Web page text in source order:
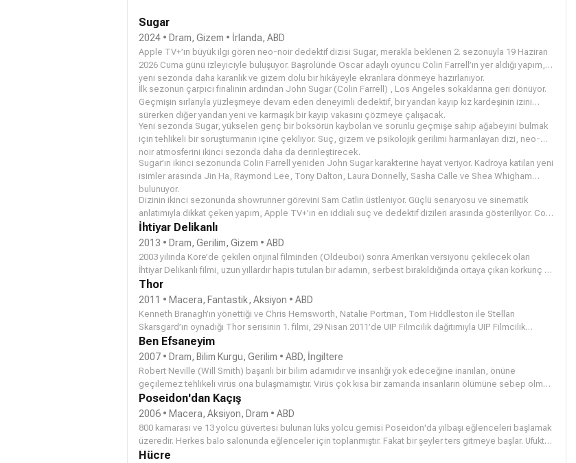
Sugar
2024 • Dram, Gizem • İrlanda, ABD
Apple TV+’ın büyük ilgi gören neo-noir dedektif dizisi Sugar, merakla beklenen 2. sezonuyla 19 Haziran
2026 Cuma günü izleyiciyle buluşuyor. Başrolünde Oscar adaylı oyuncu Colin Farrell’ın yer aldığı yapım,
yeni sezonda daha karanlık ve gizem dolu bir hikâyeyle ekranlara dönmeye hazırlanıyor.
İlk sezonun çarpıcı finalinin ardından John Sugar (Colin Farrell ) , Los Angeles sokaklarına geri dönüyor.
Geçmişin sırlarıyla yüzleşmeye devam eden deneyimli dedektif, bir yandan kayıp kız kardeşinin izini
sürerken diğer yandan yeni ve karmaşık bir kayıp vakasını çözmeye çalışacak.
Yeni sezonda Sugar, yükselen genç bir boksörün kaybolan ve sorunlu geçmişe sahip ağabeyini bulmak
için tehlikeli bir soruşturmanın içine çekiliyor. Suç, gizem ve psikolojik gerilimi harmanlayan dizi, neo-
noir atmosferini ikinci sezonda daha da derinleştirecek.
Sugar’ın ikinci sezonunda Colin Farrell yeniden John Sugar karakterine hayat veriyor. Kadroya katılan yeni
isimler arasında Jin Ha, Raymond Lee, Tony Dalton, Laura Donnelly, Sasha Calle ve Shea Whigham
bulunuyor.
Dizinin ikinci sezonunda showrunner görevini Sam Catlin üstleniyor. Güçlü senaryosu ve sinematik
anlatımıyla dikkat çeken yapım, Apple TV+’ın en iddialı suç ve dedektif dizileri arasında gösteriliyor. Colin
Farrell’ın performansı ve sürükleyici hikâyesiyle dikkat çeken dizi, polisiye ve neo-noir türü sevenler için
yılın en merak edilen yapımları arasında yer alıyor.
İhtiyar Delikanlı
2013 • Dram, Gerilim, Gizem • ABD
2003 yılında Kore’de çekilen orijinal filminden (Oldeuboi) sonra Amerikan versiyonu çekilecek olan
İhtiyar Delikanlı filmi, uzun yıllardır hapis tutulan bir adamın, serbest bırakıldığında ortaya çıkan korkunç bir
sırrı öğrenmesiyle değişen hayatını konu almaktadır.
Thor
2011 • Macera, Fantastik, Aksiyon • ABD
Kenneth Branagh’ın yönettiği ve Chris Hemsworth, Natalie Portman, Tom Hiddleston ile Stellan
Skarsgard’ın oynadığı Thor serisinin 1. filmi, 29 Nisan 2011’de UIP Filmcilik dağıtımıyla UIP Filmcilik
tarafından vizyona çıkarıldı. Hikâyenin merkezinde, düşüncesiz tavırlarıyla antik bir savaşı tekrar başlatan
güçlü ama ve kibirli savaşçı Yüce Thor var. Thor, Dünya’ya sürgün ediliyor ve insanlar arasında yaşamaya
mecbur bırakılıyor. Kendi dünyasının kötü adamı en karanlık güçlerini Dünya’yı istilâ etmek için yollayınca
Thor, gerçek bir kahraman olmak için nelerin gerektiğini öğreniyor.
Ben Efsaneyim
2007 • Dram, Bilim Kurgu, Gerilim • ABD, İngiltere
Robert Neville (Will Smith) başarılı bir bilim adamıdır ve insanlığı yok edeceğine inanılan, önüne
geçilemez tehlikeli virüs ona bulaşmamıştır. Virüs çok kısa bir zamanda insanların ölümüne sebep olmuş,
Neville New York'ta hayatta kalan tek insan olmayı başarmıştır. Fakat belki de tüm dünya üzerinde hayatta
kalmış tek insan o kalmıştır. Üç yıl boyunca dolaşıp yaydığı radyo mesajları ile hayatta kalan insanlara
ulaşmaya çalışır. Herhangi bir canlıya rastlayamayan Neville aslında yalnız değildir ve her hareketi
izlenmektedir. Salgından sağ kurtulan eski insan-yeni mutantlar Neville'in ölümcül bir hataya düşmesini
dört gözle beklerler.
Poseidon'dan Kaçış
2006 • Macera, Aksiyon, Dram • ABD
800 kamarası ve 13 yolcu güvertesi bulunan lüks yolcu gemisi Poseidon'da yılbaşı eğlenceleri başlamak
üzeredir. Herkes balo salonunda eğlenceler için toplanmıştır. Fakat bir şeyler ters gitmeye başlar. Ufukta
otuz metreyi aşan ve üzerlerine doğru gelmekte olan bir dalga vardır. Dalga gemiye çarpar ve gemiyi
Hücre